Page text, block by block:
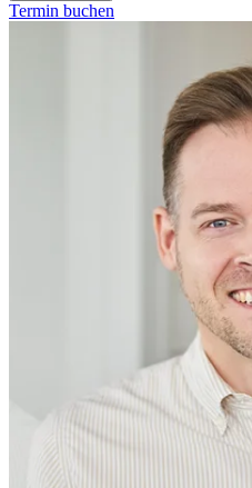
Termin buchen